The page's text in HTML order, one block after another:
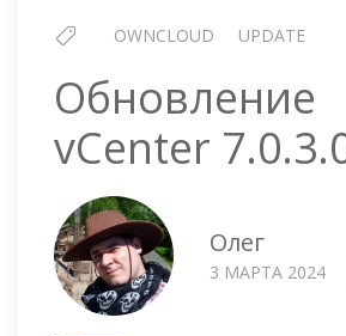
OWNCLOUD UPDATE
Обновление
vCenter
Олег
3 МАРТА 2024